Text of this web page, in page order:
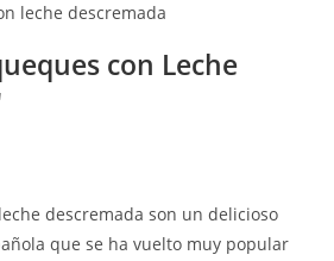
leche descremada
con Leche
descremada son un delicioso
que se ha vuelto muy popular